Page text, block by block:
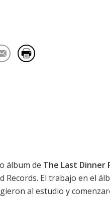
álbum de The Last Dinner
Records. El trabajo en el
al estudio y